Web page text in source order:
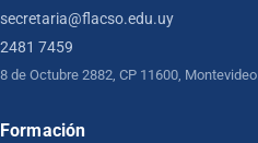
secretaria@flacso.edu.uy
2481 7459
8 de Octubre 2882, CP 11600, Montevideo
Formación